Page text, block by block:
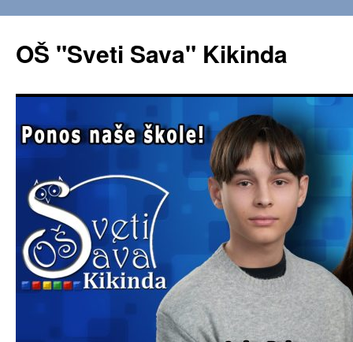
OŠ "Sveti Sava" Kikinda